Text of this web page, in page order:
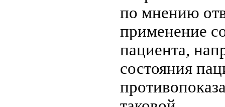
по мнению
применение
пациента,
состояния